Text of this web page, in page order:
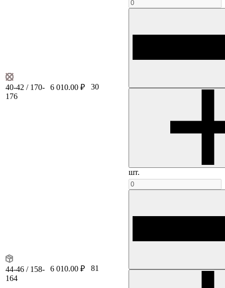
40-42 / 170-
176
6 010.00 ₽ 30
шт.
44-46 / 158-
164
6 010.00 ₽ 81